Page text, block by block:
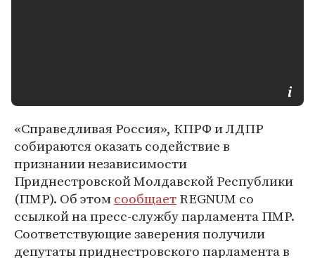
«Справедливая Россия», КПРФ и ЛДПР
собираются оказать содействие в
признании независимости
Приднестровской Молдавской Республики
(ПМР). Об этомсообщаетREGNUM со
ссылкой на пресс-службу парламента ПМР.
Соответствующие заверения получили
депутаты приднестровского парламента в